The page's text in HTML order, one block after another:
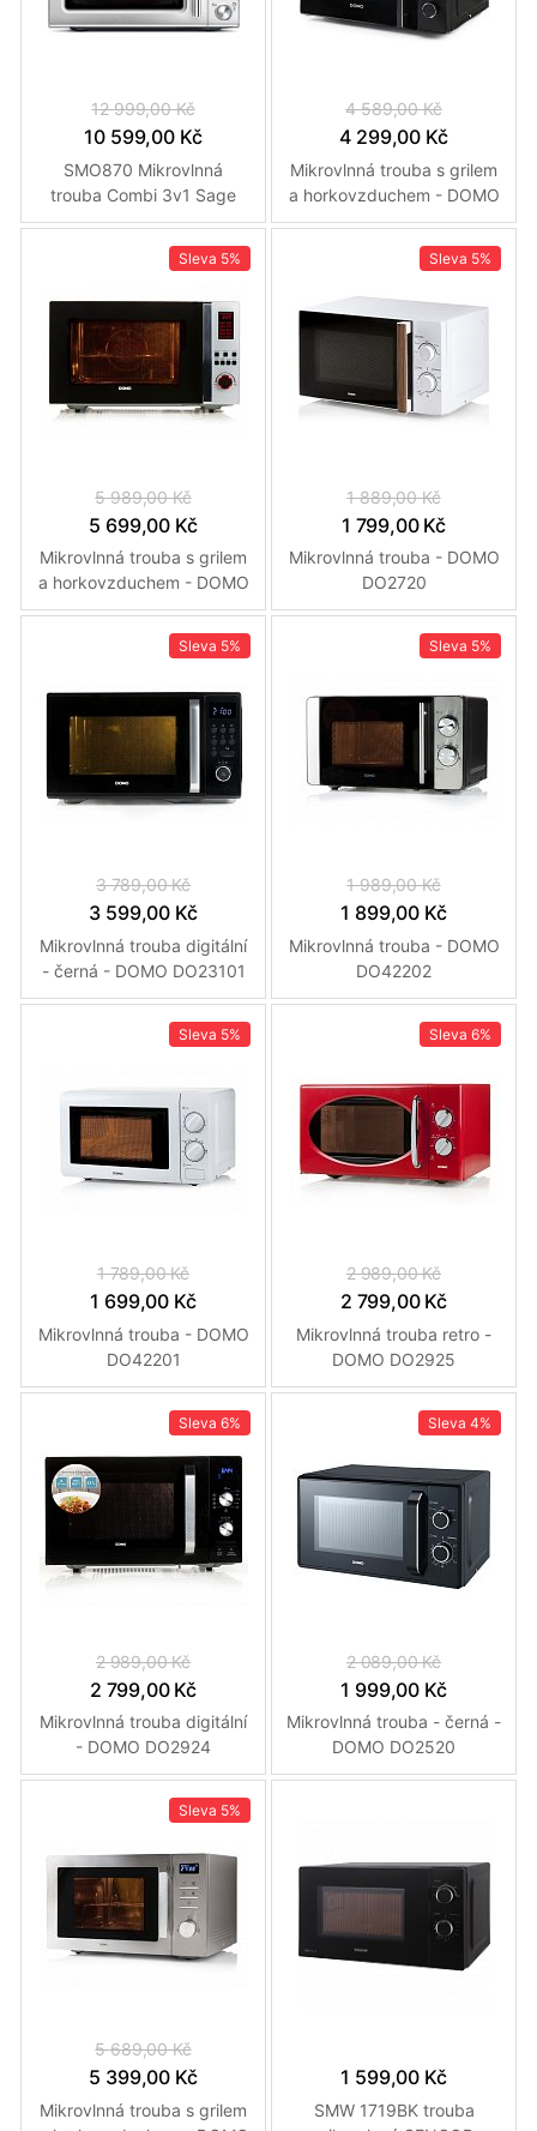
12 999,00 Kč
10 599,00 Kč
SMO870 Mikrovlnná
trouba Combi 3v1 Sage
4 589,00 Kč
4 299,00 Kč
Mikrovlnná trouba s grilem
a horkovzduchem - DOMO
DO22301C
Sleva 5%
5 989,00 Kč
5 699,00 Kč
Mikrovlnná trouba s grilem
a horkovzduchem - DOMO
DO24201C
Sleva 5%
1 889,00 Kč
1 799,00 Kč
Mikrovlnná trouba - DOMO
DO2720
Sleva 5%
3 789,00 Kč
3 599,00 Kč
Mikrovlnná trouba digitální
- černá - DOMO DO23101
Sleva 5%
1 989,00 Kč
1 899,00 Kč
Mikrovlnná trouba - DOMO
DO42202
Sleva 5%
1 789,00 Kč
1 699,00 Kč
Mikrovlnná trouba - DOMO
DO42201
Sleva 6%
2 989,00 Kč
2 799,00 Kč
Mikrovlnná trouba retro -
DOMO DO2925
Sleva 6%
2 989,00 Kč
2 799,00 Kč
Mikrovlnná trouba digitální
- DOMO DO2924
Sleva 4%
2 089,00 Kč
1 999,00 Kč
Mikrovlnná trouba - černá -
DOMO DO2520
Sleva 5%
5 689,00 Kč
5 399,00 Kč
Mikrovlnná trouba s grilem
1 599,00 Kč
SMW 1719BK trouba